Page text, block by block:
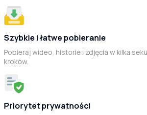
Szybkie i łatwe pobieranie
Pobieraj wideo, historie i zdjęcia w kilka
kroków.
Priorytet prywatności